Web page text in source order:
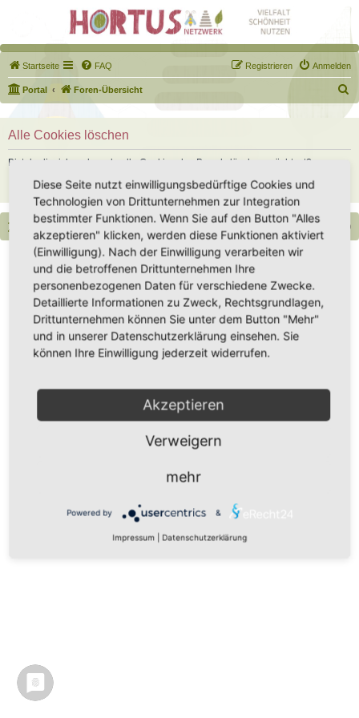
Startseite FAQ Anmelden
Registrieren
Portal Foren-Übersicht
u
Alle Cookies löschen
Bist du dir sicher, dass du alle Cookies des Boards löschen möchtest?
UTC+02:00
Copyright - Hortus-Netzwerk.de unterstützt durch phpBB
Impressum |Datenschutz|Datenschutz Social Media Nutzungsbedingungen
Diese Seite nutzt einwilligungsbedürftige Cookies und
Technologien von Drittunternehmen zur Integration
bestimmter Funktionen. Wenn Sie auf den Button "Alles
akzeptieren" klicken, werden diese Funktionen aktiviert
(Einwilligung). Nach der Einwilligung verarbeiten wir
und die betroffenen Drittunternehmen Ihre
personenbezogenen Daten für verschiedene Zwecke.
Detaillierte Informationen zu Zweck, Rechtsgrundlagen,
Drittunternehmen können Sie unter dem Button "Mehr"
und in unserer Datenschutzerklärung einsehen. Sie
können Ihre Einwilligung jederzeit widerrufen.
Akzeptieren
Verweigern
mehr
Powered by &
Impressum Datenschutzerklärung